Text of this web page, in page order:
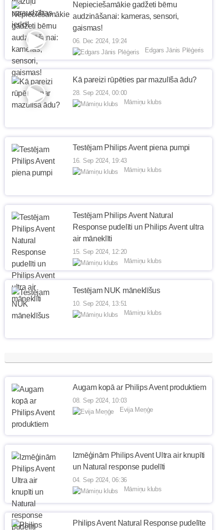
Nepieciešamākie gadžeti bērnu
audzināšanai: kameras, sensori,
gaismas!
06. Dec 2024, 19:24
Edgars Jānis Plēģeris
Kā pareizi rūpēties par mazulīša ādu?
28. Sep 2024, 00:00
Māmiņu klubs
Testējam Philips Avent piena pumpi
16. Sep 2024, 19:43
Māmiņu klubs
Testējam Philips Avent Natural
Response pudelīti un Philips Avent ultra
air māneklīti
15. Sep 2024, 12:20
Māmiņu klubs
Testējam NUK māneklīšus
10. Sep 2024, 13:51
Māmiņu klubs
Augam kopā ar Philips Avent produktiem
08. Sep 2024, 10:03
Evija Meņģe
Izmēģinām Philips Avent Ultra air knupīti
un Natural response pudelīti
04. Sep 2024, 06:36
Māmiņu klubs
Philips Avent Natural Response pudelīte